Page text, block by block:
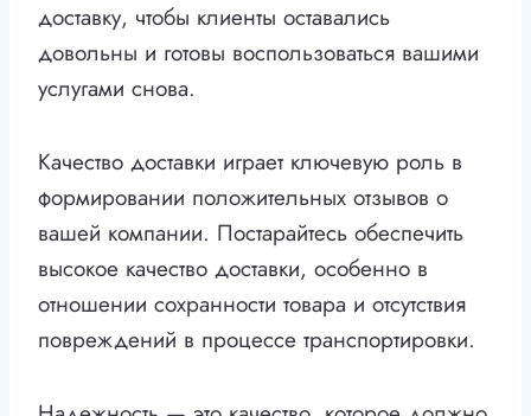
доставку, чтобы клиенты оставались
довольны и готовы воспользоваться вашими
услугами снова.
Качество доставки играет ключевую роль в
формировании положительных отзывов о
вашей компании. Постарайтесь обеспечить
высокое качество доставки, особенно в
отношении сохранности товара и отсутствия
повреждений в процессе транспортировки.